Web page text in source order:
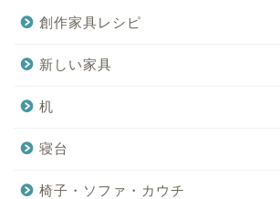
創作家具レシピ
新しい家具
机
寝台
椅子・ソファ・カウチ